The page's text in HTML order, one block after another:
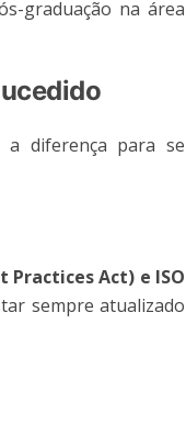
graduação na área
diferença para se
Practices Act) e ISO
sempre atualizado